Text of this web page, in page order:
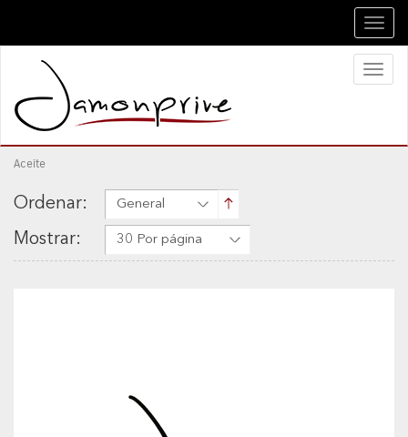
Aceite
Ordenar: General
Mostrar: 30 Por página